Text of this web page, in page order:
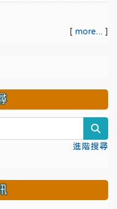
[ more... ]
進階搜尋